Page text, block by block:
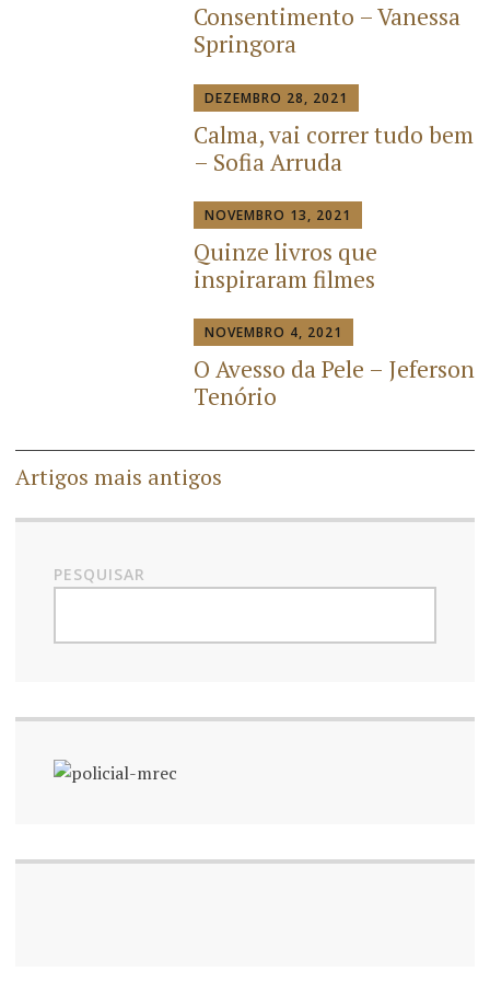
Consentimento – Vanessa
Springora
DEZEMBRO 28, 2021
Calma, vai correr tudo bem
– Sofia Arruda
NOVEMBRO 13, 2021
Quinze livros que
inspiraram filmes
NOVEMBRO 4, 2021
O Avesso da Pele – Jeferson
Tenório
Artigos mais antigos
PESQUISAR